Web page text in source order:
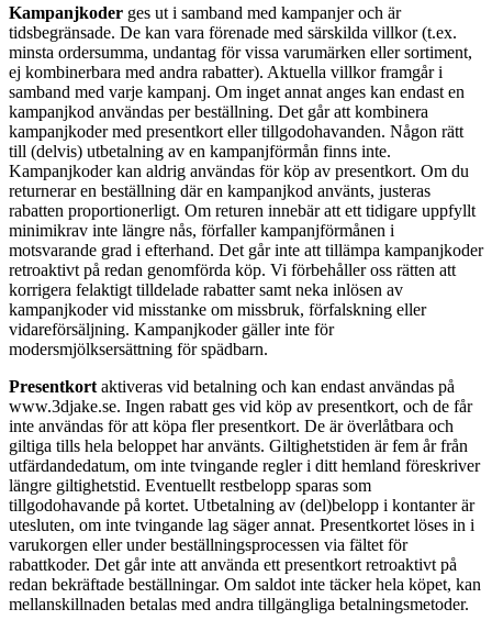
Kampanjkoder ges ut i samband med kampanjer och är
tidsbegränsade. De kan vara förenade med särskilda villkor (t.ex.
minsta ordersumma, undantag för vissa varumärken eller sortiment,
ej kombinerbara med andra rabatter). Aktuella villkor framgår i
samband med varje kampanj. Om inget annat anges kan endast en
kampanjkod användas per beställning. Det går att kombinera
kampanjkoder med presentkort eller tillgodohavanden. Någon rätt
till (delvis) utbetalning av en kampanjförmån finns inte.
Kampanjkoder kan aldrig användas för köp av presentkort. Om du
returnerar en beställning där en kampanjkod använts, justeras
rabatten proportionerligt. Om returen innebär att ett tidigare uppfyllt
minimikrav inte längre nås, förfaller kampanjförmånen i
motsvarande grad i efterhand. Det går inte att tillämpa kampanjkoder
retroaktivt på redan genomförda köp. Vi förbehåller oss rätten att
korrigera felaktigt tilldelade rabatter samt neka inlösen av
kampanjkoder vid misstanke om missbruk, förfalskning eller
vidareförsäljning. Kampanjkoder gäller inte för
modersmjölksersättning för spädbarn.
Presentkort aktiveras vid betalning och kan endast användas på
www.3djake.se. Ingen rabatt ges vid köp av presentkort, och de får
inte användas för att köpa fler presentkort. De är överlåtbara och
giltiga tills hela beloppet har använts. Giltighetstiden är fem år från
utfärdandedatum, om inte tvingande regler i ditt hemland föreskriver
längre giltighetstid. Eventuellt restbelopp sparas som
tillgodohavande på kortet. Utbetalning av (del)belopp i kontanter är
utesluten, om inte tvingande lag säger annat. Presentkortet löses in i
varukorgen eller under beställningsprocessen via fältet för
rabattkoder. Det går inte att använda ett presentkort retroaktivt på
redan bekräftade beställningar. Om saldot inte täcker hela köpet, kan
mellanskillnaden betalas med andra tillgängliga betalningsmetoder.